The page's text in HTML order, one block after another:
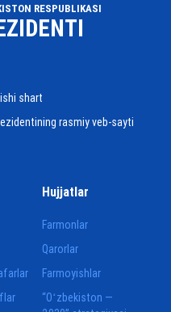
RESPUBLIKASI
shart
rasmiy veb-sayti
Hujjatlar
Farmonlar
Qarorlar
Farmoyishlar
“Oʻzbekiston —